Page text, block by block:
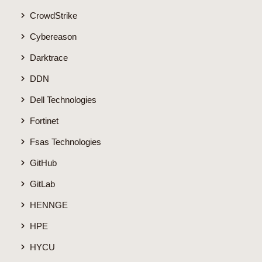
CrowdStrike
Cybereason
Darktrace
DDN
Dell Technologies
Fortinet
Fsas Technologies
GitHub
GitLab
HENNGE
HPE
HYCU